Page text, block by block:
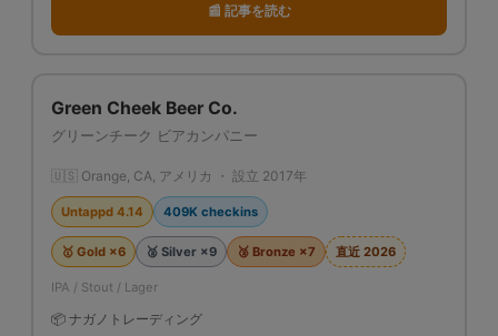
📰 記事を読む
Green Cheek Beer Co.
グリーンチーク ビアカンパニー
🇺🇸 Orange, CA, アメリカ ・ 設立 2017年
Untappd 4.14 409K checkins
🥇 Gold ×6 🥈 Silver ×9 🥉 Bronze ×7 直近 2026
IPA / Stout / Lager
📦 ナガノトレーディング